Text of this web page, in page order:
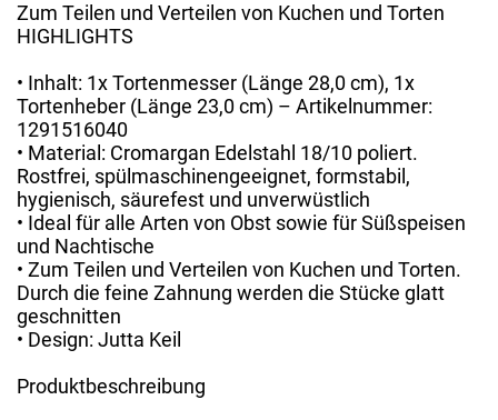
Zum Teilen und Verteilen von Kuchen und Torten
HIGHLIGHTS
• Inhalt: 1x Tortenmesser (Länge 28,0 cm), 1x
Tortenheber (Länge 23,0 cm) – Artikelnummer:
1291516040
• Material: Cromargan Edelstahl 18/10 poliert.
Rostfrei, spülmaschinengeeignet, formstabil,
hygienisch, säurefest und unverwüstlich
• Ideal für alle Arten von Obst sowie für Süßspeisen
und Nachtische
• Zum Teilen und Verteilen von Kuchen und Torten.
Durch die feine Zahnung werden die Stücke glatt
geschnitten
• Design: Jutta Keil
Produktbeschreibung